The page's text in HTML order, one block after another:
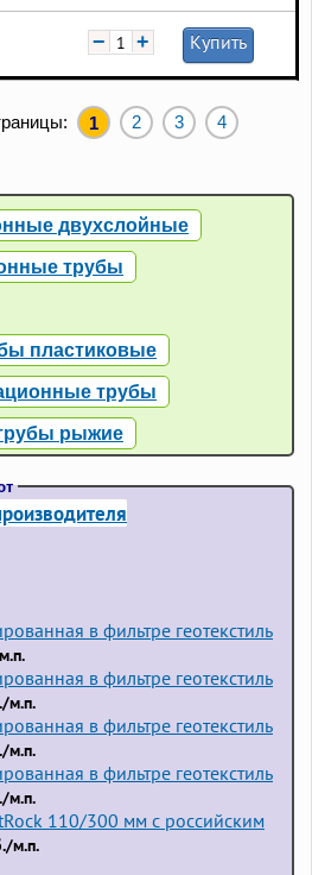
− + Купить
1 2 3 4
двухслойные
трубы
пластиковые
трубы
рыжие
в фильтре геотекстиль
в фильтре геотекстиль
м.п.
в фильтре геотекстиль
м.п.
в фильтре геотекстиль
м.п.
110/300 мм с российским
м.п.